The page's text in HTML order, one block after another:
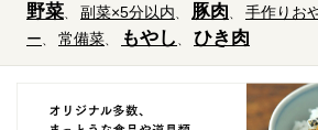
野菜
副菜×5分以内 豚肉 手作りお
ー
常備菜 もやし ひき肉